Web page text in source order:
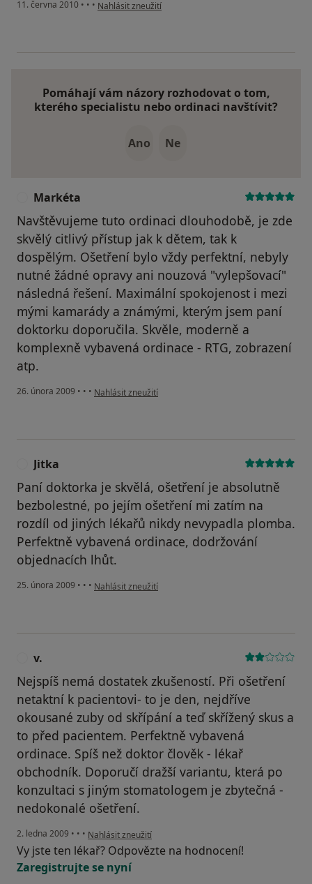
11. června 2010 • • • Nahlásit zneužití
Pomáhají vám názory rozhodovat o tom,
kterého specialistu nebo ordinaci navštívit?
Ano Ne
Markéta
Navštěvujeme tuto ordinaci dlouhodobě, je zde
skvělý citlivý přístup jak k dětem, tak k
dospělým. Ošetření bylo vždy perfektní, nebyly
nutné žádné opravy ani nouzová "vylepšovací"
následná řešení. Maximální spokojenost i mezi
mými kamarády a známými, kterým jsem paní
doktorku doporučila. Skvěle, moderně a
komplexně vybavená ordinace - RTG, zobrazení
atp.
26. února 2009 • • • podle názoru uživatele Markéta
Nahlásit zneužití
Jitka
Paní doktorka je skvělá, ošetření je absolutně
bezbolestné, po jejím ošetření mi zatím na
rozdíl od jiných lékařů nikdy nevypadla plomba.
Perfektně vybavená ordinace, dodržování
objednacích lhůt.
25. února 2009 • • • podle názoru uživatele Jitka
Nahlásit zneužití
v.
Nejspíš nemá dostatek zkušeností. Při ošetření
netaktní k pacientovi- to je den, nejdříve
okousané zuby od skřípání a teď skřížený skus a
to před pacientem. Perfektně vybavená
ordinace. Spíš než doktor člověk - lékař
obchodník. Doporučí dražší variantu, která po
konzultaci s jiným stomatologem je zbytečná -
nedokonalé ošetření.
2. ledna 2009 • • • podle názoru uživatele v.
Nahlásit zneužití
Vy jste ten lékař? Odpovězte na hodnocení!
Zaregistrujte se nyní